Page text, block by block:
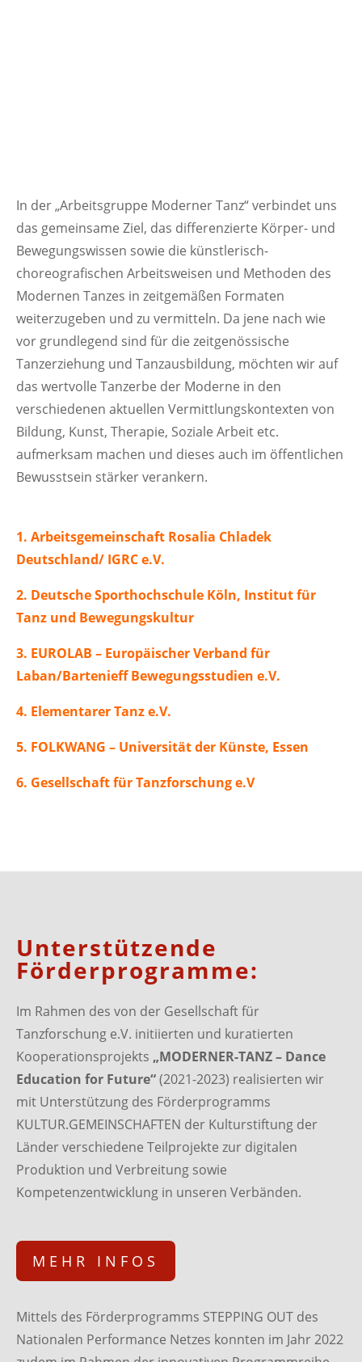
In der „Arbeitsgruppe Moderner Tanz“ verbindet uns
das gemeinsame Ziel, das differenzierte Körper- und
Bewegungswissen sowie die künstlerisch-
choreografischen Arbeitsweisen und Methoden des
Modernen Tanzes in zeitgemäßen Formaten
weiterzugeben und zu vermitteln. Da jene nach wie
vor grundlegend sind für die zeitgenössische
Tanzerziehung und Tanzausbildung, möchten wir auf
das wertvolle Tanzerbe der Moderne in den
verschiedenen aktuellen Vermittlungskontexten von
Bildung, Kunst, Therapie, Soziale Arbeit etc.
aufmerksam machen und dieses auch im öffentlichen
Bewusstsein stärker verankern.
1. Arbeitsgemeinschaft Rosalia Chladek
Deutschland/ IGRC e.V.
2. Deutsche Sporthochschule Köln, Institut für
Tanz und Bewegungskultur
3. EUROLAB – Europäischer Verband für
Laban/Bartenieff Bewegungsstudien e.V.
4. Elementarer Tanz e.V.
5. FOLKWANG – Universität der Künste, Essen
6. Gesellschaft für Tanzforschung e.V
Unterstützende
Förderprogramme:
Im Rahmen des von der Gesellschaft für
Tanzforschung e.V. initiierten und kuratierten
Kooperationsprojekts „MODERNER-TANZ – Dance
Education for Future“(2021-2023) realisierten wir
mit Unterstützung des Förderprogramms
KULTUR.GEMEINSCHAFTEN der Kulturstiftung der
Länder verschiedene Teilprojekte zur digitalen
Produktion und Verbreitung sowie
Kompetenzentwicklung in unseren Verbänden.
MEHR INFOS
Mittels des Förderprogramms STEPPING OUT des
Nationalen Performance Netzes konnten im Jahr 2022